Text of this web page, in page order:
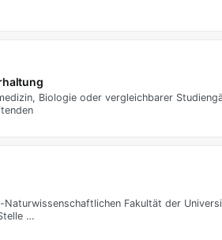
Biologie oder vergleichbarer
Fakultät der
…